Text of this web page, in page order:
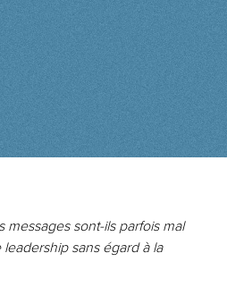
sont-ils parfois mal
sans égard à la